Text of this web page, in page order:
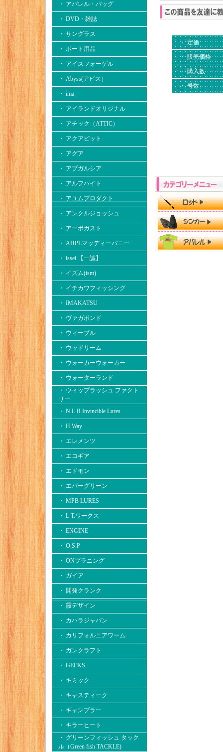
・ アパレル・バッグ
・ DVD・雑誌
・ サングラス
・ ボート用品
・ アイスフォーゲル
・ Abyss(アビス）
・ ima
・ アイランドオリジナル
・ アチック（ATTIC）
・ アクアビット
・ アグア
・ アブガルシア
・ アルフハイト
・ アユムプロダクト
・ アンクルジョッシュ
・ アーボガスト
・ AHPLマッディーバニー
・ issei 【一誠】
・ イズム(ism)
・ イチカワフィッシング
・ IMAKATSU
・ ヴァガボンド
・ ウィーブル
・ ウッドリーム
・ ウォーカーウォーカー
・ ウォーターランド
・ ウィップラッシュ ファクト
リー
・ N.L.R Invincible Lures
・ H.Way
・ エレメンツ
・ エコギア
・ エドモン
・ エバーグリーン
・ MPB LURES
・ L.T.ワークス
・ ENGINE
・ O.S.P
・ ONプラニング
・ ガイア
・ 開発クランク
・ 霞デザイン
・ カハラジャパン
・ カリフォルニアワーム
・ ガンクラフト
・ GEEKS
・ ギミック
・ キャスティーク
・ ギャンブラー
・ キラーヒート
・ グリーンフィッシュ タック
ル（Green fish TACKLE)
・ 定価
・ 販売価格
・ 購入数
・ 号数